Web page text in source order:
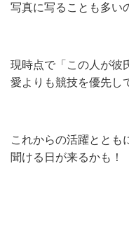
写真に写ることも多い
現時点で「この人が彼
愛よりも競技を優先し
これからの活躍ととも
聞ける日が来るかも！